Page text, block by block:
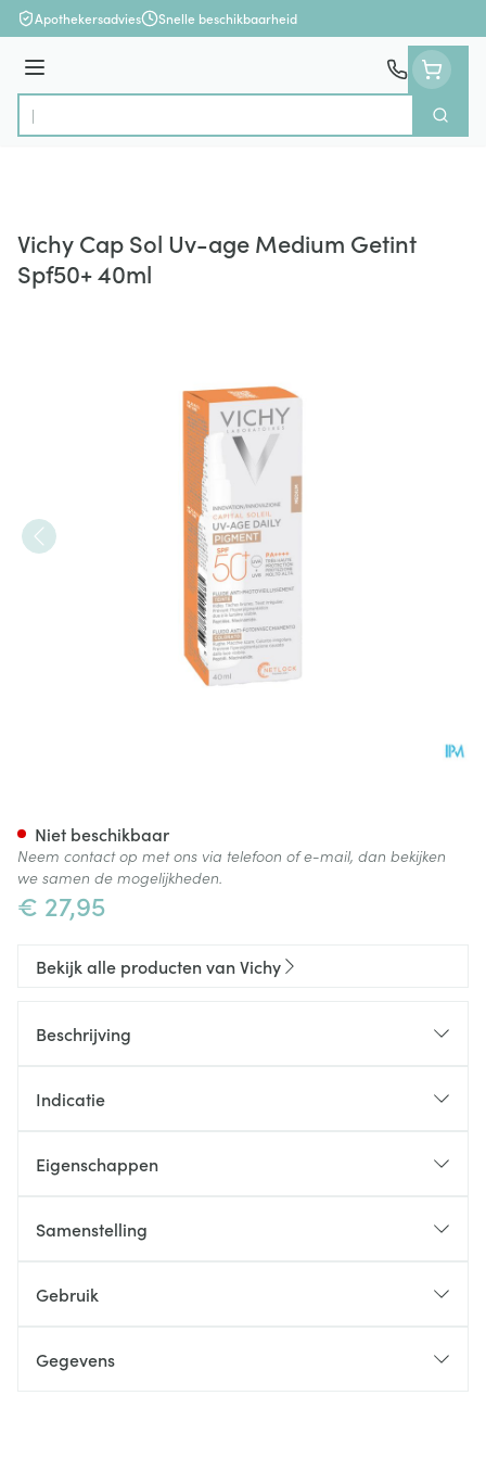
Ga naar de inhoud
Apothekersadvies Snelle beschikbaarheid
Menu
Product, merk, categorie...
Zoek
Vichy Cap Sol Uv-age Medium Getint
Spf50+ 40ml
€ 27,95
Niet beschikbaar
Neem contact op met ons via telefoon of e-mail, dan bekijken
we samen de mogelijkheden.
Bekijk alle producten van Vichy
Beschrijving
Indicatie
Eigenschappen
Samenstelling
Gebruik
Gegevens